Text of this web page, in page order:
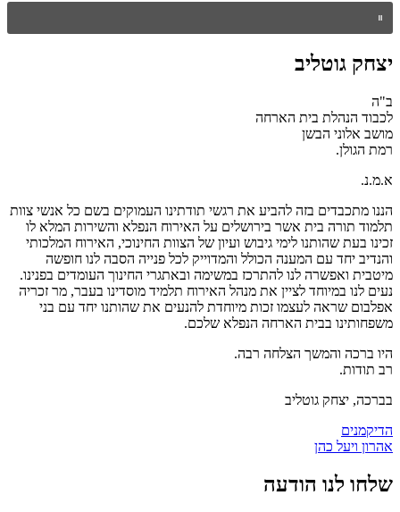
יצחק גוטליב
ב"ה
לכבוד הנהלת בית הארחה
מושב אלוני הבשן
רמת הגולן.
א.מ.נ.
הננו מתכבדים בזה להביע את רגשי תודתינו העמוקים בשם כל אנשי צוות
תלמוד תורה בית אשר בירושלים על האירוח הנפלא והשירות המלא לו
זכינו בעת שהותנו לימי גיבוש ועיון של הצוות החינוכי, האירוח המלכותי
והנדיב יחד עם המענה הכולל והמדוייק לכל פנייה הסבה לנו חופשה
מיטבית ואפשרה לנו להתרכז במשימה ובאתגרי החינוך העומדים בפנינו.
נעים לנו במיוחד לציין את מנהל האירוח תלמיד מוסדינו בעבר, מר זכריה
אפלבום שראה לעצמו זכות מיוחדת להנעים את שהותנו יחד עם בני
משפחותינו בבית הארחה הנפלא שלכם.
היו ברכה והמשך הצלחה רבה.
רב תודות.
בברכה, יצחק גוטליב
ניווט
הדיקמנים
אהרון ויעל כהן
שלחו לנו הודעה